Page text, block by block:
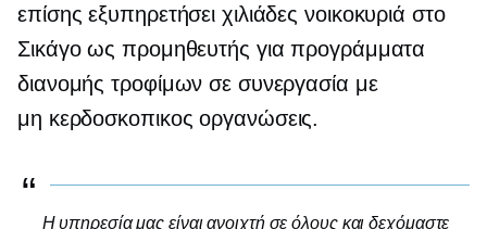
επίσης εξυπηρετήσει χιλιάδες νοικοκυριά στο
Σικάγο ως προμηθευτής για προγράμματα
διανομής τροφίμων σε συνεργασία με
μη κερδοσκοπικος οργανώσεις.
Η υπηρεσία μας είναι ανοιχτή σε όλους και δεχόμαστε